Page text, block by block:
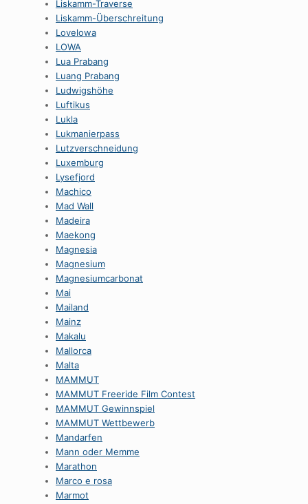
Liskamm-Traverse
Liskamm-Überschreitung
Lovelowa
LOWA
Lua Prabang
Luang Prabang
Ludwigshöhe
Luftikus
Lukla
Lukmanierpass
Lutzverschneidung
Luxemburg
Lysefjord
Machico
Mad Wall
Madeira
Maekong
Magnesia
Magnesium
Magnesiumcarbonat
Mai
Mailand
Mainz
Makalu
Mallorca
Malta
MAMMUT
MAMMUT Freeride Film Contest
MAMMUT Gewinnspiel
MAMMUT Wettbewerb
Mandarfen
Mann oder Memme
Marathon
Marco e rosa
Marmot